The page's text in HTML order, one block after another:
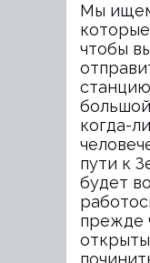
Мы
чтобы
когда-
пути к
будет
прежде